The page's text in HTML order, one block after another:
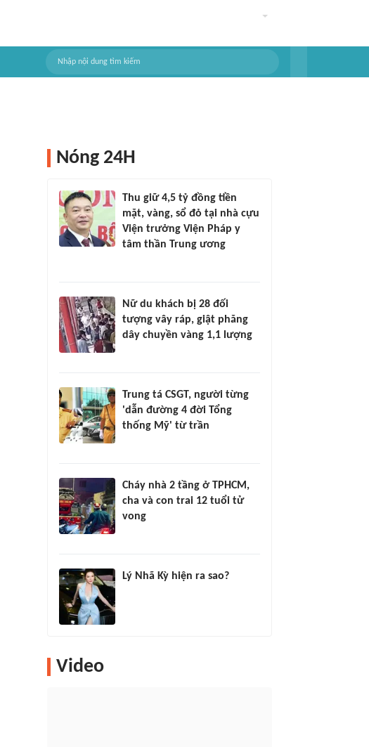
Nóng 24H
Thu giữ 4,5 tỷ đồng tiền
mặt, vàng, sổ đỏ tại nhà cựu
Viện trưởng Viện Pháp y
tâm thần Trung ương
Nữ du khách bị 28 đối
tượng vây ráp, giật phăng
dây chuyền vàng 1,1 lượng
Trung tá CSGT, người từng
'dẫn đường 4 đời Tổng
thống Mỹ' từ trần
Cháy nhà 2 tầng ở TPHCM,
cha và con trai 12 tuổi tử
vong
Lý Nhã Kỳ hiện ra sao?
Video